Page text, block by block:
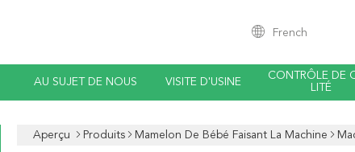
French
AU SUJET DE NOUS VISITE D'USINE
CONTRÔLE DE
LITÉ
Aperçu Produits Mamelon De Bébé Faisant La Machine